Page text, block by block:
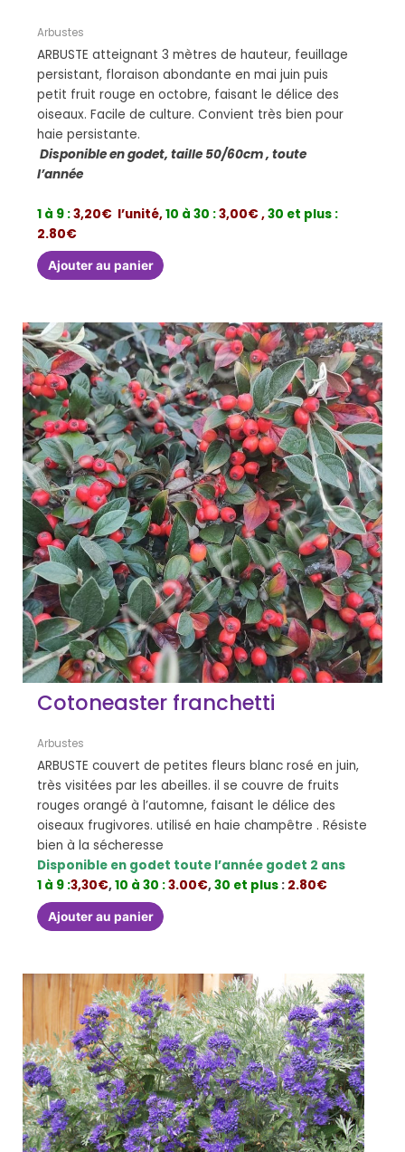
Arbustes
ARBUSTE atteignant 3 mètres de hauteur, feuillage
persistant, floraison abondante en mai juin puis
petit fruit rouge en octobre, faisant le délice des
oiseaux. Facile de culture. Convient très bien pour
haie persistante.
Disponible en godet, taille 50/60cm , toute
l’année
1 à 9 :3,20€ l’unité,10 à 30 :3,00€ ,30 et plus :
2.80€
Ajouter au panier
Cotoneaster franchetti
Arbustes
ARBUSTE couvert de petites fleurs blanc rosé en juin,
très visitées par les abeilles. il se couvre de fruits
rouges orangé à l’automne, faisant le délice des
oiseaux frugivores. utilisé en haie champêtre . Résiste
bien à la sécheresse
Disponible en godet toute l’année godet 2 ans
1 à 9 :3,30€,10 à 30 :3.00€,30 et plus : 2.80€
Ajouter au panier